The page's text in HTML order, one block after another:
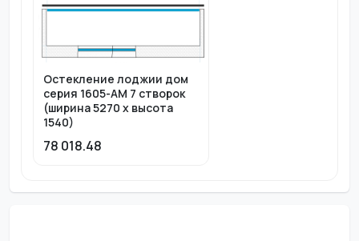
Остекление лоджии дом
серия 1605-АМ 7 створок
(ширина 5270 х высота
1540)
78 018.48